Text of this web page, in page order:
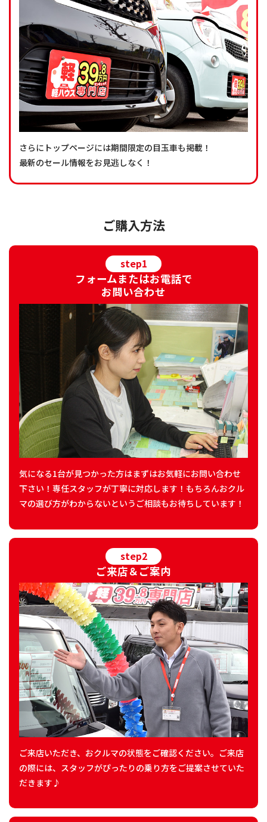
さらにトップページには期間限定の目玉車も掲載！
最新のセール情報をお見逃しなく！
ご購入方法
step1
フォームまたはお電話で
お問い合わせ
気になる1台が見つかった方はまずはお気軽にお問い合わせ
下さい！専任スタッフが丁寧に対応します！もちろんおクル
マの選び方がわからないというご相談もお待ちしています！
step2
ご来店＆ご案内
ご来店いただき、おクルマの状態をご確認ください。ご来店
の際には、スタッフがぴったりの乗り方をご提案させていた
だきます♪